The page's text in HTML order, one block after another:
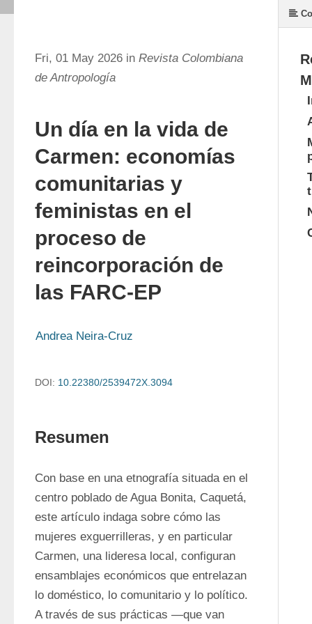
Fri, 01 May 2026 in Revista Colombiana
de Antropología
Un día en la vida de
Carmen: economías
comunitarias y
feministas en el
proceso de
reincorporación de
las FARC-EP
Andrea Neira-Cruz
DOI: 10.22380/2539472X.3094
Resumen
Con base en una etnografía situada en el
centro poblado de Agua Bonita, Caquetá,
este artículo indaga sobre cómo las
mujeres exguerrilleras, y en particular
Carmen, una lideresa local, configuran
ensamblajes económicos que entrelazan
lo doméstico, lo comunitario y lo político.
A través de sus prácticas —que van